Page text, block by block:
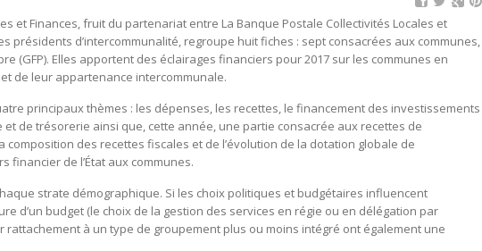
et Finances, fruit du partenariat entre La Banque Postale Collectivités Locales et
présidents d’intercommunalité, regroupe huit fiches : sept consacrées aux communes,
(GFP). Elles apportent des éclairages financiers pour 2017 sur les communes en
de leur appartenance intercommunale.
principaux thèmes : les dépenses, les recettes, le financement des investissements
de trésorerie ainsi que, cette année, une partie consacrée aux recettes de
des recettes fiscales et de l’évolution de la dotation globale de
financier de l’État aux communes.
strate démographique. Si les choix politiques et budgétaires influencent
d’un budget (le choix de la gestion des services en régie ou en délégation par
rattachement à un type de groupement plus ou moins intégré ont également une